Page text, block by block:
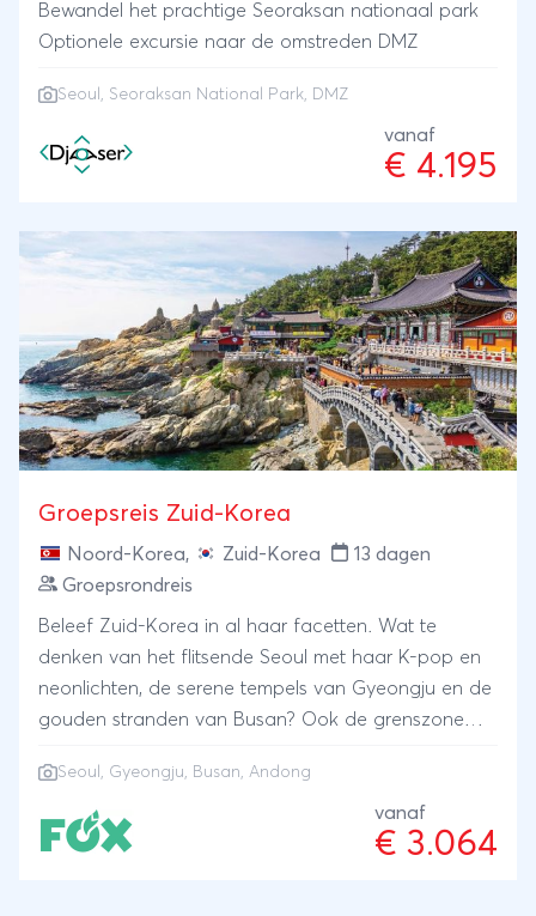
Bewandel het prachtige Seoraksan nationaal park
Optionele excursie naar de omstreden DMZ
Seoul, Seoraksan National Park, DMZ
vanaf
€ 4.195
Groepsreis Zuid-Korea
Noord-Korea, Zuid-Korea
13 dagen
Groepsrondreis
Beleef Zuid-Korea in al haar facetten. Wat te
denken van het flitsende Seoul met haar K-pop en
neonlichten, de serene tempels van Gyeongju en de
gouden stranden van Busan? Ook de grenszone
Andong en de smaakvolle keuken met Bibimbap en
Kimchi dragen bij tot een onvergetelijke reiservaring.
Seoul, Gyeongju, Busan, Andong
vanaf
€ 3.064